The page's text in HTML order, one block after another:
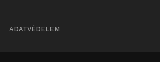
ADATVÉDELEM